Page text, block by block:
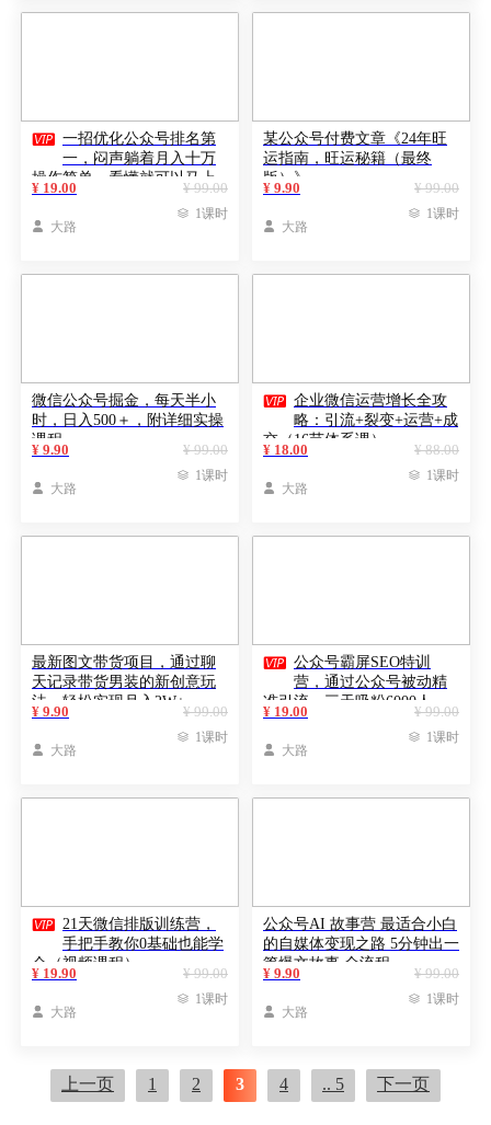
 一招优化公众号排名第
一，闷声躺着月入十万
操作简单，看懂就可以马上
操作
¥ 99.00
¥ 19.00
 大路
 1课时
某公众号付费文章《24年旺
运指南，旺运秘籍（最终
版）》
¥ 99.00
¥ 9.90
 大路
 1课时
微信公众号掘金，每天半小
时，日入500＋，附详细实操
课程
¥ 99.00
¥ 9.90
 大路
 1课时
 企业微信运营增长全攻
略：引流+裂变+运营+成
交（16节体系课）
¥ 88.00
¥ 18.00
 大路
 1课时
最新图文带货项目，通过聊
天记录带货男装的新创意玩
法，轻松实现月入2W+
¥ 99.00
¥ 9.90
 大路
 1课时
 公众号霸屏SEO特训
营，通过公众号被动精
准引流，三天吸粉6000人
¥ 99.00
¥ 19.00
 大路
 1课时
 21天微信排版训练营，
手把手教你0基础也能学
会（视频课程）
¥ 99.00
¥ 19.90
 大路
 1课时
公众号AI 故事营 最适合小白
的自媒体变现之路 5分钟出一
篇爆文故事 全流程
¥ 99.00
¥ 9.90
 大路
 1课时
上一页 1 2 3 4 .. 5 下一页